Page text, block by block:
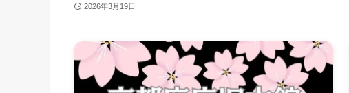
2026年3月19日